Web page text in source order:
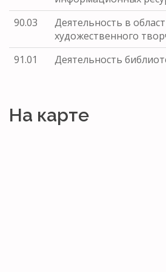
90.03
Деятельность в
художественного
91.01
Деятельность
На карте